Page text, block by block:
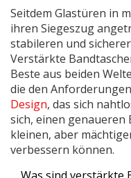
Seitdem Glastüren in
ihren Siegeszug
stabileren und
Verstärkte
Beste aus beiden
die den
Design, das sich
sich, einen genaueren
kleinen, aber
verbessern können.